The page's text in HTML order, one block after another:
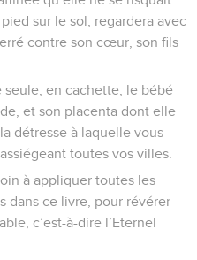
sur le sol, regardera avec
contre son cœur, son fils
seule, en cachette, le bébé
et son placenta dont elle
détresse à laquelle vous
toutes vos villes.
à appliquer toutes les
dans ce livre, pour révérer
c’est-à-dire l’Eternel